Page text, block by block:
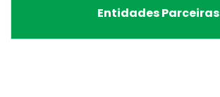
Entidades Parceiras